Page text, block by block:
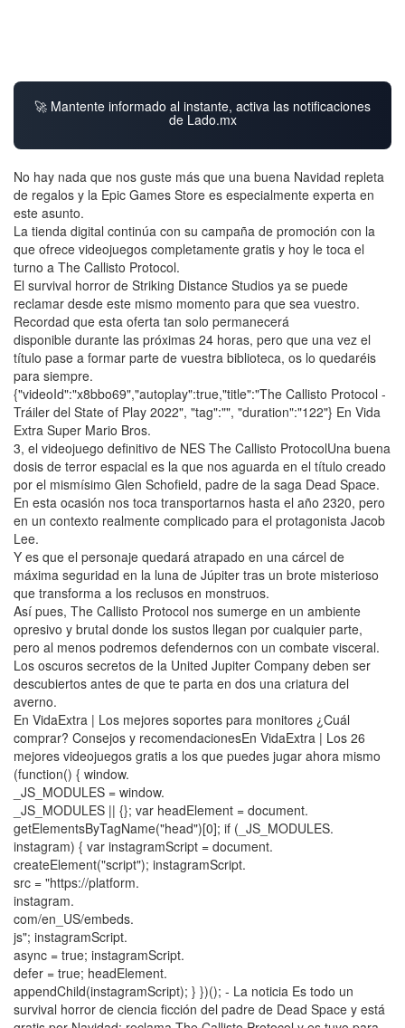
🚀 Mantente informado al instante, activa las notificaciones
de Lado.mx
No hay nada que nos guste más que una buena Navidad repleta
de regalos y la Epic Games Store es especialmente experta en
este asunto.
La tienda digital continúa con su campaña de promoción con la
que ofrece videojuegos completamente gratis y hoy le toca el
turno a The Callisto Protocol.
El survival horror de Striking Distance Studios ya se puede
reclamar desde este mismo momento para que sea vuestro.
Recordad que esta oferta tan solo permanecerá
disponible durante las próximas 24 horas, pero que una vez el
título pase a formar parte de vuestra biblioteca, os lo quedaréis
para siempre.
{"videoId":"x8bbo69","autoplay":true,"title":"The Callisto Protocol -
Tráiler del State of Play 2022", "tag":"", "duration":"122"} En Vida
Extra Super Mario Bros.
3, el videojuego definitivo de NES The Callisto ProtocolUna buena
dosis de terror espacial es la que nos aguarda en el título creado
por el mismísimo Glen Schofield, padre de la saga Dead Space.
En esta ocasión nos toca transportarnos hasta el año 2320, pero
en un contexto realmente complicado para el protagonista Jacob
Lee.
Y es que el personaje quedará atrapado en una cárcel de
máxima seguridad en la luna de Júpiter tras un brote misterioso
que transforma a los reclusos en monstruos.
Así pues, The Callisto Protocol nos sumerge en un ambiente
opresivo y brutal donde los sustos llegan por cualquier parte,
pero al menos podremos defendernos con un combate visceral.
Los oscuros secretos de la United Jupiter Company deben ser
descubiertos antes de que te parta en dos una criatura del
averno.
En VidaExtra | Los mejores soportes para monitores ¿Cuál
comprar? Consejos y recomendacionesEn VidaExtra | Los 26
mejores videojuegos gratis a los que puedes jugar ahora mismo
(function() { window.
_JS_MODULES = window.
_JS_MODULES || {}; var headElement = document.
getElementsByTagName("head")[0]; if (_JS_MODULES.
instagram) { var instagramScript = document.
createElement("script"); instagramScript.
src = "https://platform.
instagram.
com/en_US/embeds.
js"; instagramScript.
async = true; instagramScript.
defer = true; headElement.
appendChild(instagramScript); } })(); - La noticia Es todo un
survival horror de ciencia ficción del padre de Dead Space y está